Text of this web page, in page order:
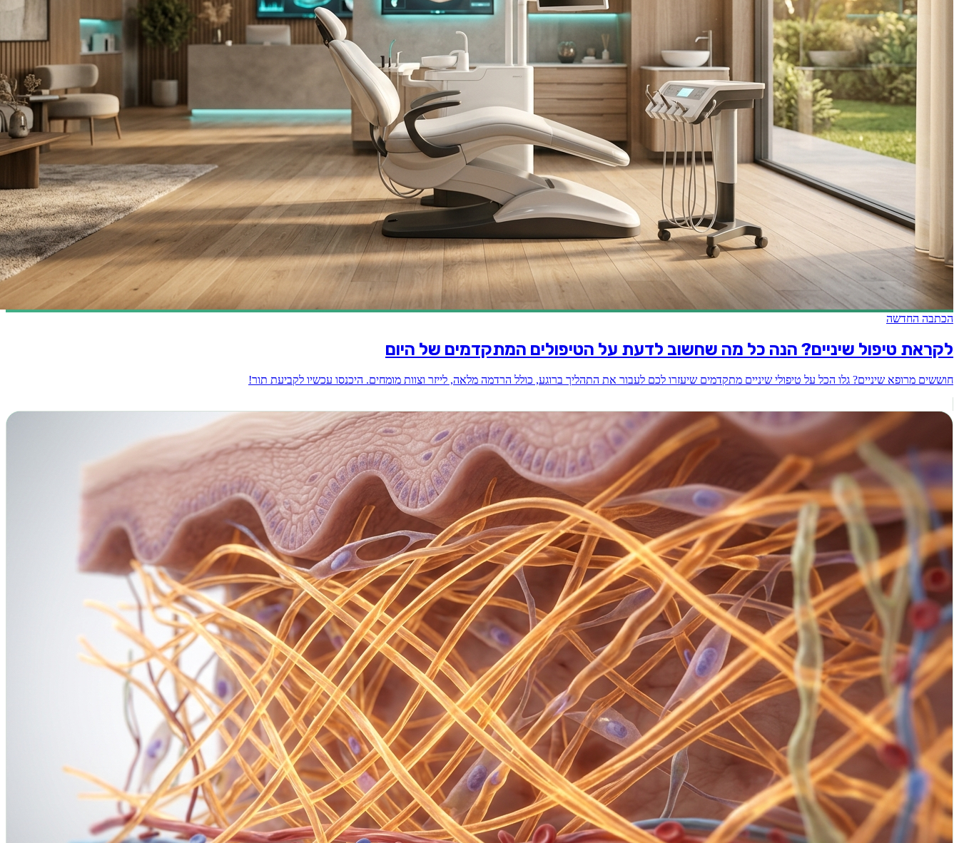
הכתבה החדשה
לקראת טיפול שיניים? הנה כל מה שחשוב לדעת על הטיפולים המתקדמים של היום
חוששים מרופא שיניים? גלו הכל על טיפולי שיניים מתקדמים שיעזרו לכם לעבור את התהליך ברוגע, כולל הרדמה מלאה, לייזר וצוות מומחים. היכנסו עכשיו לקביעת תור!